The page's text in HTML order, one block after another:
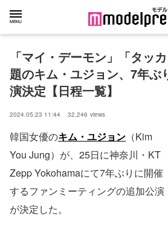
「マイ・デーモン」「タッ
題のキム・ユジョン、7年ぶ
演決定【日程一覧】
2024.05.23 11:44 32,246 views
韓国女優のキム・ユジョン （Kim
You Jung）が、25日に神奈川・KT
Zepp Yokohamaにて7年ぶりに開催
するファンミーティングの追加公演
が決定した。